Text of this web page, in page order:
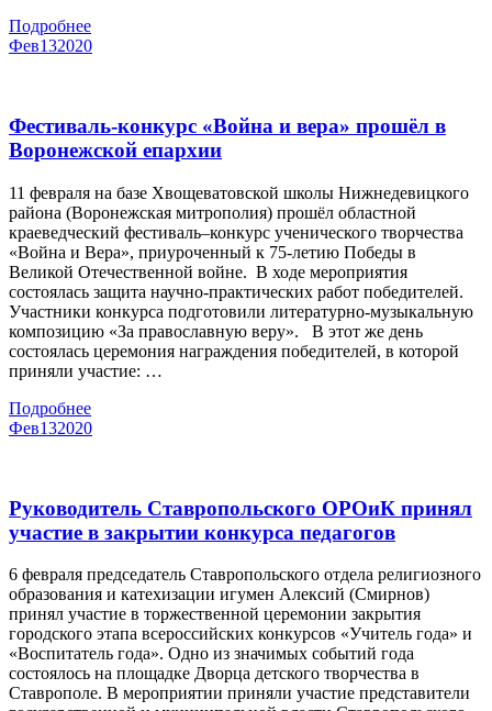
Подробнее
Фев132020
Фестиваль-конкурс «Война и вера» прошёл в
Воронежской епархии
11 февраля на базе Хвощеватовской школы Нижнедевицкого
района (Воронежская митрополия) прошёл областной
краеведческий фестиваль–конкурс ученического творчества
«Война и Вера», приуроченный к 75-летию Победы в
Великой Отечественной войне. В ходе мероприятия
состоялась защита научно-практических работ победителей.
Участники конкурса подготовили литературно-музыкальную
композицию «За православную веру». В этот же день
состоялась церемония награждения победителей, в которой
приняли участие: …
Подробнее
Фев132020
Руководитель Ставропольского ОРОиК принял
участие в закрытии конкурса педагогов
6 февраля председатель Ставропольского отдела религиозного
образования и катехизации игумен Алексий (Смирнов)
принял участие в торжественной церемонии закрытия
городского этапа всероссийских конкурсов «Учитель года» и
«Воспитатель года». Одно из значимых событий года
состоялось на площадке Дворца детского творчества в
Ставрополе. В мероприятии приняли участие представители